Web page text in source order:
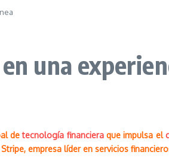
una
detecnología financieraque impulsa el
empresa líder en servicios